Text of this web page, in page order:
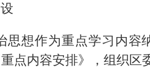
思想作为重点学习内容
点内容安排》，组织区